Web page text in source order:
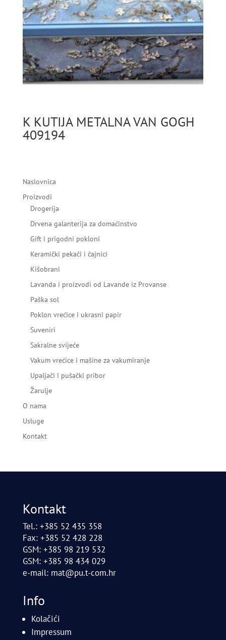
K KUTIJA METALNA VAN GOGH
409194
Naslovnica
Proizvodi
Drogerija
Drvena galanterija za domaćinstvo
Gift i prigodni pokloni
Keramički pekači i čajnici
Kišobrani
Lavanda i proizvodi od Lavande iz Provanse
Paška sol
Poklon vrećice i ukrasni papir
Suveniri
Sakralne svijeće
Vakum vrećice i mašine za vakumiranje
Upaljači i pušački pribor
Žarulje
O nama
Usluge
Kontakt
Kontakt
Tel.: +385 52 435 358
Fax: +385 52 428 228
GSM: +385 98 219 532
GSM: +385 98 434 029
e-mail: mat@pu.t-com.hr
Info
Kolačići
Impressum